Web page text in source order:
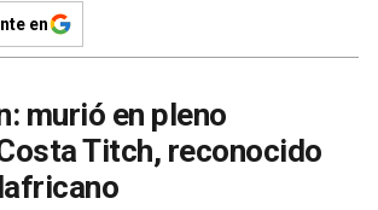
en
murió en pleno
Titch, reconocido